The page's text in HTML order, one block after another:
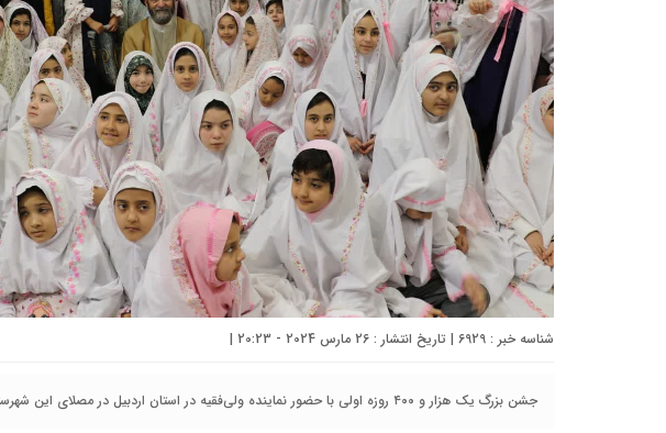
شناسه خبر : 6929 | تاریخ انتشار : 26 مارس 2024 - 20:23 |
جشن بزرگ یک هزار و ۴۰۰ روزه اولی با حضور نماینده ولی‌فقیه در استان اردبیل در مصلای این شهرستان برگزار شد.